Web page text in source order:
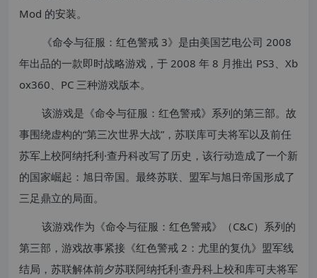
Mod 的安装。
《命令与征服：红色警戒 3》是由美国艺电公司 2008
年出品的一款即时战略游戏，于 2008 年 8 月推出 PS3、Xb
ox360、PC 三种游戏版本。
该游戏是《命令与征服：红色警戒》系列的第三部。故
事围绕虚构的“第三次世界大战”，苏联库可夫将军以及前任
苏军上校阿纳托利·查丹科改写了历史，该行动造成了一个新
的国家崛起：旭日帝国。最终苏联、盟军与旭日帝国形成了
三足鼎立的局面。
该游戏作为《命令与征服：红色警戒》（C&C）系列的
第三部，游戏故事紧接《红色警戒 2：尤里的复仇》盟军线
结局，苏联解体前夕苏联阿纳托利·查丹科上校和库可夫将军